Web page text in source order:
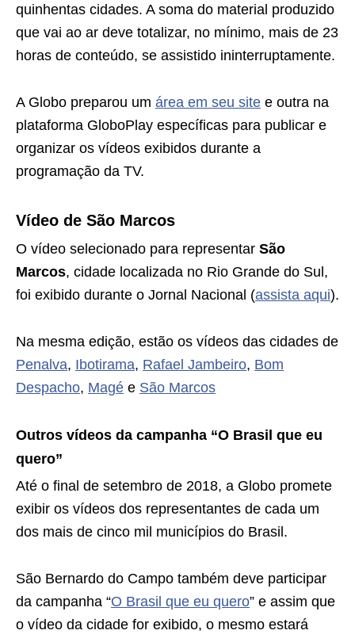
quinhentas cidades. A soma do material produzido
que vai ao ar deve totalizar, no mínimo, mais de 23
horas de conteúdo, se assistido ininterruptamente.
A Globo preparou um área em seu site e outra na
plataforma GloboPlay específicas para publicar e
organizar os vídeos exibidos durante a
programação da TV.
Vídeo de São Marcos
O vídeo selecionado para representar São
Marcos, cidade localizada no Rio Grande do Sul,
foi exibido durante o Jornal Nacional (assista aqui).
Na mesma edição, estão os vídeos das cidades de
Penalva, Ibotirama, Rafael Jambeiro, Bom
Despacho, Magé e São Marcos
Outros vídeos da campanha “O Brasil que eu
quero”
Até o final de setembro de 2018, a Globo promete
exibir os vídeos dos representantes de cada um
dos mais de cinco mil municípios do Brasil.
São Bernardo do Campo também deve participar
da campanha “O Brasil que eu quero” e assim que
o vídeo da cidade for exibido, o mesmo estará